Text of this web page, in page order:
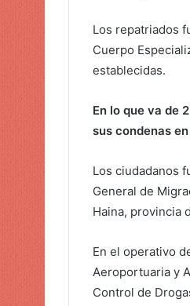
Los repatriados
Cuerpo
establecidas.
En lo que va de
sus condenas
Los ciudadanos
General de
Haina, provincia
En el operativo
Aeroportuaria y
Control de